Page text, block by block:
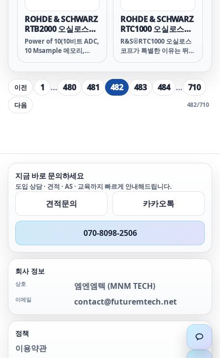
보장합니다.
ROHDE & SCHWARZ
RTB2000 오실로스코
프
Power of 10(10비트 ADC,
10 Msample 메모리,
이 결합된 R&S®RTB2000
오실로스코프는 대학 연구
실, 개발 과정의 임베디드
설계 문제해결, 생산 및 서
비스 부서에 최적의 툴입니
ROHDE & SCHWARZ
RTC1000 오실로스코
프
R&S®RTC1000 오실로스
코프가 특별한 이유는 뛰어
양한 기능 덕분에 임베디드
개발자부터 서비스 기술자,
교육자까지 광범위한 사용
자를 지원합니다. 팬리스
이전 1 … 480 481 482 483 484 … 710
다음 482/710
지금 바로 문의하세요
도입 상담 · 견적 · AS · 교육까지 빠르게 안내해드립니다.
견적문의 카카오톡
070-8098-2506
회사 정보
상호 엠엔엠텍 (MNM TECH)
이메일 contact@futuremtech.net
정책
이용약관